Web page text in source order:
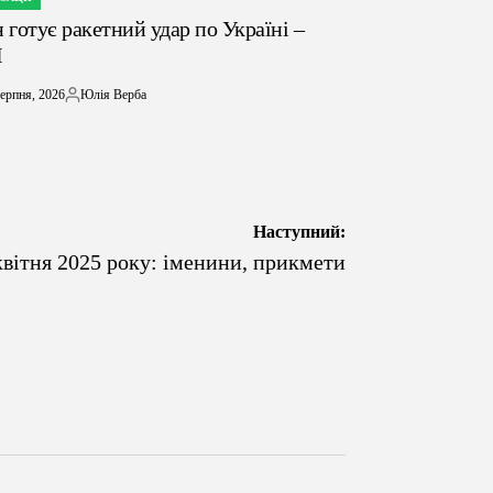
готує ракетний удар по Україні –
2026
Опубліковано
Юлія Верба
Наступний:
2025 року: іменини, прикмети